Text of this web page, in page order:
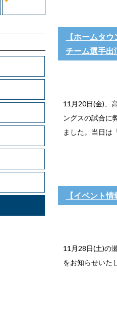
【ホームタ
チーム選手出
11月20日(金)、
ングスの試合に
ました。当日は
【イベント
11月28日(土)の
をお知らせいた